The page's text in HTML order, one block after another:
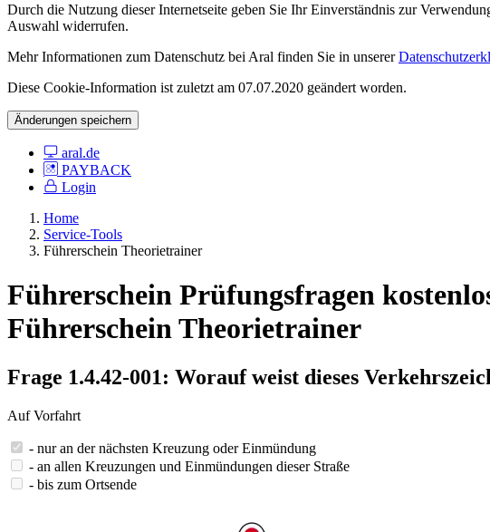
Durch die Nutzung dieser Internetseite geben Sie Ihr Einverständnis zur
Auswahl widerrufen.
Mehr Informationen zum Datenschutz bei Aral finden Sie in unserer
Diese Cookie-Information ist zuletzt am 07.07.2020 geändert worden.
Änderungen speichern
aral.de
PAYBACK
Login
Home
Service-Tools
Führerschein Theorietrainer
Führerschein Prüfungsfragen
Führerschein Theorietrainer
Frage 1.4.42-001: Worauf weist dieses
Auf Vorfahrt
- nur an der nächsten Kreuzung oder Einmündung
- an allen Kreuzungen und Einmündungen dieser Straße
- bis zum Ortsende